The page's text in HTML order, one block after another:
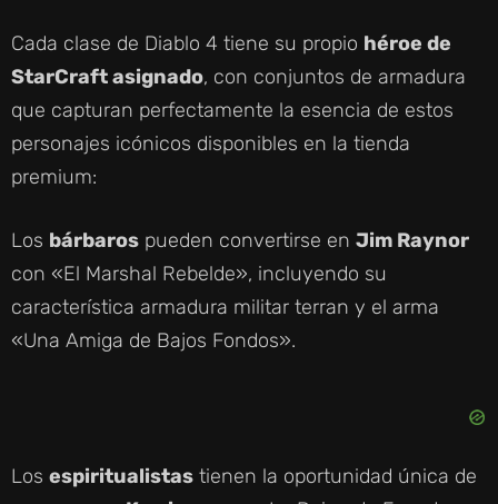
Cada clase de Diablo 4 tiene su propio héroe de
StarCraft asignado, con conjuntos de armadura
que capturan perfectamente la esencia de estos
personajes icónicos disponibles en la tienda
premium:
Los bárbaros pueden convertirse en Jim Raynor
con «El Marshal Rebelde», incluyendo su
característica armadura militar terran y el arma
«Una Amiga de Bajos Fondos».
Los espiritualistas tienen la oportunidad única de